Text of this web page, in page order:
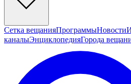
Сетка вещанияПрограммыНовости
каналыЭнциклопедияГорода